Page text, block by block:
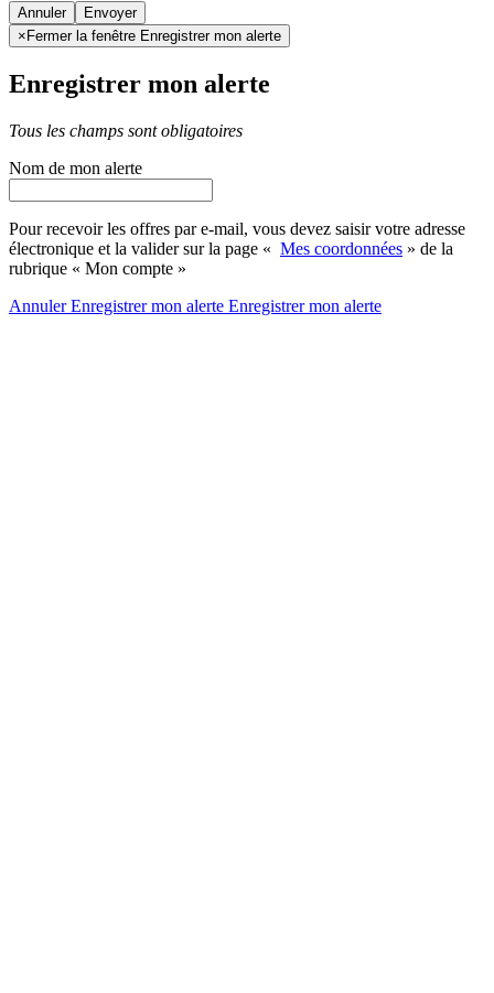
Annuler
× Fermer la fenêtre Enregistrer mon alerte
Enregistrer mon alerte
Tous les champs sont obligatoires
Nom de mon alerte
Pour recevoir les offres par e-mail, vous devez saisir votre adresse
électronique et la valider sur la page « Mes coordonnées » de la
rubrique « Mon compte »
AnnulerEnregistrer mon alerte Enregistrermon alerte